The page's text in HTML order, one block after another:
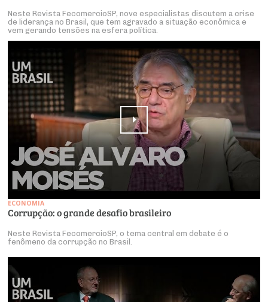
Neste Revista FecomercioSP, nove especialistas discutem a crise
de liderança no Brasil, que tem agravado a situação econômica e
vem gerando tensões na esfera política.
ECONOMIA
Corrupção: o grande desafio brasileiro
Neste Revista FecomercioSP, o tema central em debate é o
fenômeno da corrupção no Brasil.